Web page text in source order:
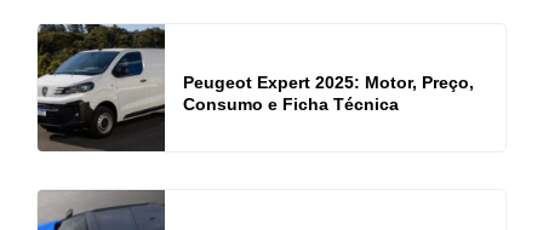
Peugeot Expert 2025: Motor, Preço,
Consumo e Ficha Técnica